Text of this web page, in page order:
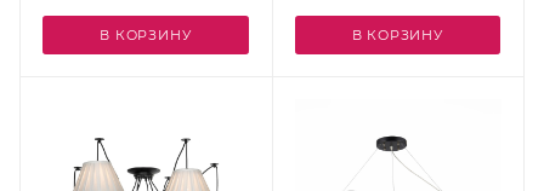
В КОРЗИНУ В КОРЗИНУ